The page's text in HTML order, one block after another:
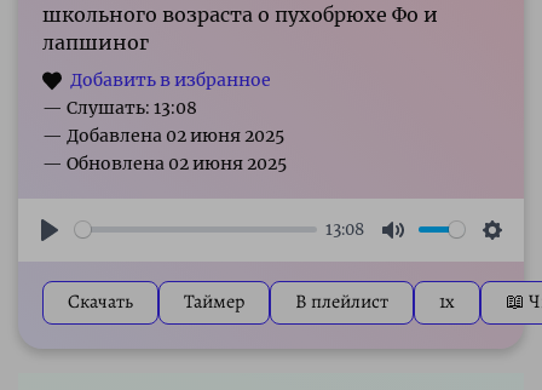
школьного возраста о пухобрюхе Фо и
лапшиног
— Слушать: 13:08
Play
13:08
Mute
Скачать Таймер В плейлист 1x 📖